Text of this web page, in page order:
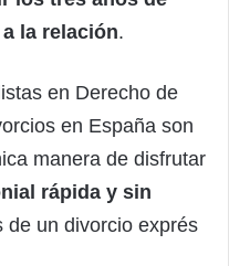
la relación.
en Derecho de
en España son
manera de disfrutar
rápida y sin
de un divorcio exprés